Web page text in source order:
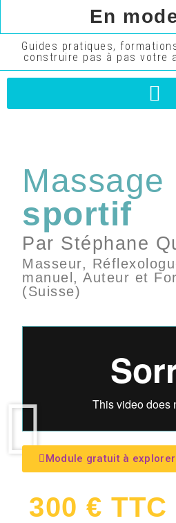
En
Guides pratiques,
construire pas à pas votre
Massage
sportif
Par Stéphane
Masseur,
manuel, Auteur et
(Suisse)
Module gratuit à explorer
300 € TTC